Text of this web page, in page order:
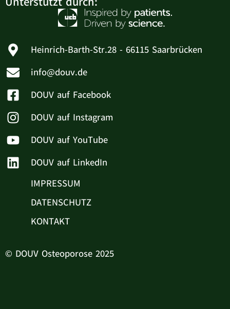
Heinrich-Barth-Str.28 - 66115 Saarbrücken
info@douv.de
DOUV auf Facebook
DOUV auf Instagram
DOUV auf YouTube
DOUV auf LinkedIn
IMPRESSUM
DATENSCHUTZ
KONTAKT
© DOUV Osteoporose 2025